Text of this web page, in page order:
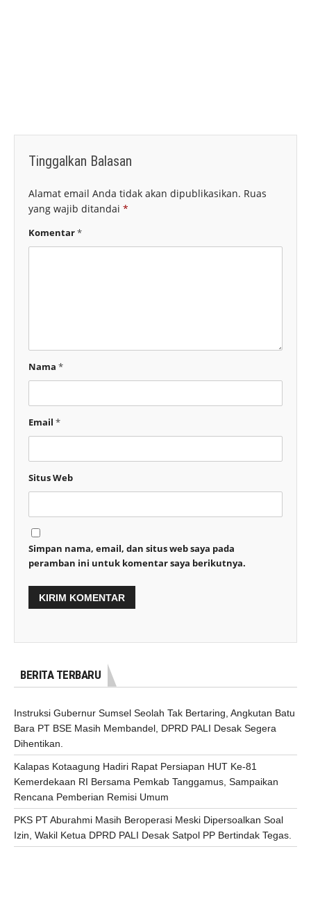
Tinggalkan Balasan
Alamat email Anda tidak akan dipublikasikan. Ruas
yang wajib ditandai *
Komentar*
Nama *
Email *
Situs Web
Simpan nama, email, dan situs web saya pada
peramban ini untuk komentar saya berikutnya.
BERITA TERBARU
Instruksi Gubernur Sumsel Seolah Tak Bertaring, Angkutan Batu
Bara PT BSE Masih Membandel, DPRD PALI Desak Segera
Dihentikan.
Kalapas Kotaagung Hadiri Rapat Persiapan HUT Ke-81
Kemerdekaan RI Bersama Pemkab Tanggamus, Sampaikan
Rencana Pemberian Remisi Umum
PKS PT Aburahmi Masih Beroperasi Meski Dipersoalkan Soal
Izin, Wakil Ketua DPRD PALI Desak Satpol PP Bertindak Tegas.